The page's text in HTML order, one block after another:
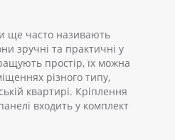
ще часто називають
зручні та практичні у
простір, їх можна
різного типу,
квартирі. Кріплення
входить у комплект